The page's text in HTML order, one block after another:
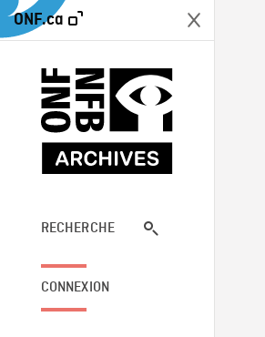
ONF.ca
RECHERCHE
CONNEXION